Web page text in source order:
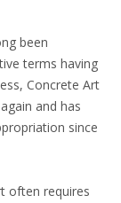
been
terms having
Concrete Art
and has
since
often requires